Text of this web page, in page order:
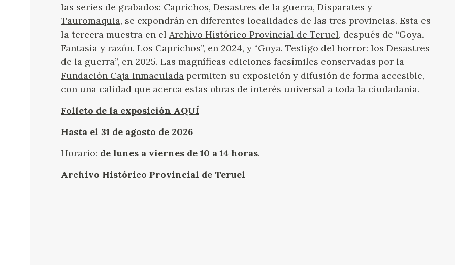
las series de grabados: Caprichos, Desastres de la guerra, Disparates y
Tauromaquia, se expondrán en diferentes localidades de las tres provincias. Esta es
la tercera muestra en el Archivo Histórico Provincial de Teruel, después de “Goya.
Fantasía y razón. Los Caprichos”, en 2024, y “Goya. Testigo del horror: los Desastres
de la guerra”, en 2025. Las magníficas ediciones facsímiles conservadas por la
Fundación Caja Inmaculada permiten su exposición y difusión de forma accesible,
con una calidad que acerca estas obras de interés universal a toda la ciudadanía.
Folleto de la exposición AQUÍ
Hasta el 31 de agosto de 2026
Horario: de lunes a viernes de 10 a 14 horas.
Archivo Histórico Provincial de Teruel